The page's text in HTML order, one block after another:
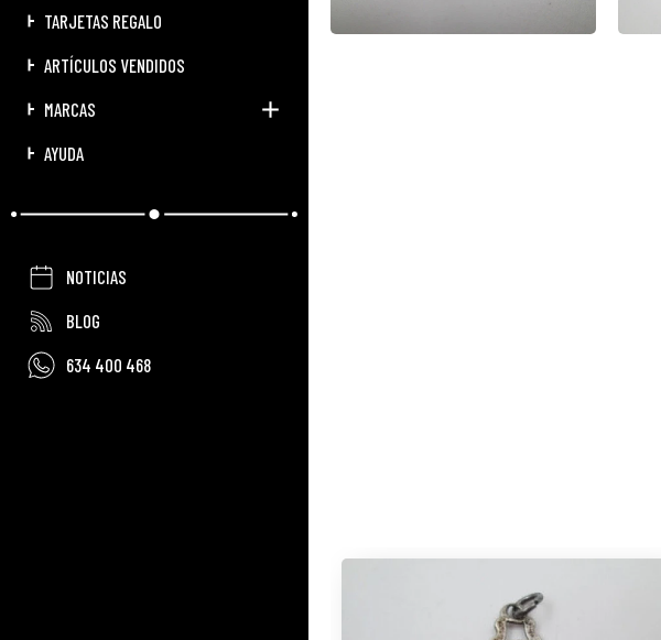
TARJETAS REGALO
ARTÍCULOS VENDIDOS
MARCAS
AYUDA
NOTICIAS
BLOG
634 400 468